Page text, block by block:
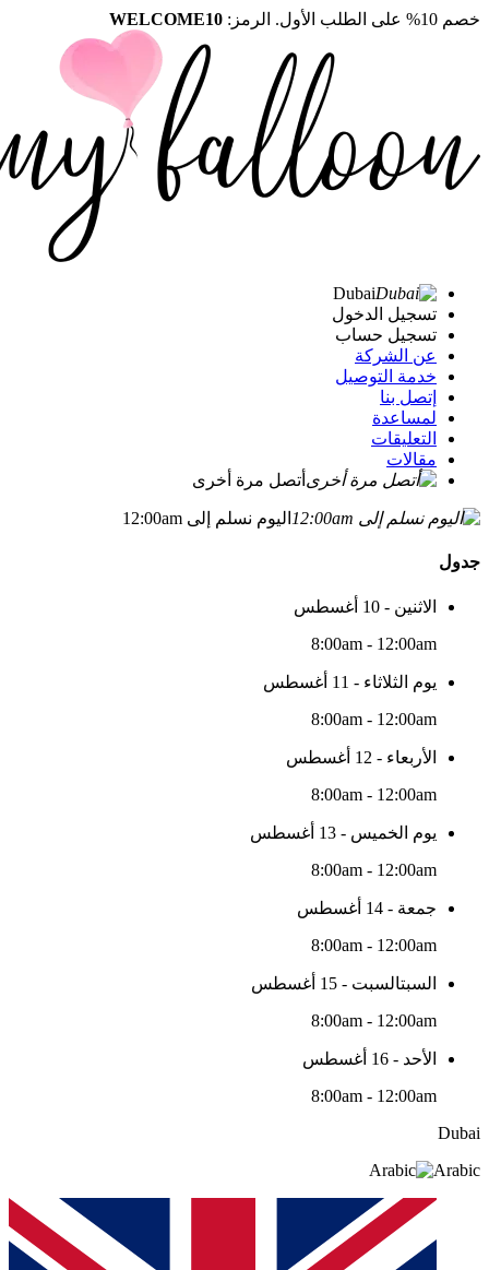
خصم 10% على الطلب الأول. الرمز: WELCOME10
Dubai
تسجيل الدخول
تسجيل حساب
عن الشركة
خدمة التوصيل
إتصل بنا
لمساعدة
التعليقات
مقالات
أتصل مرة أخرى
اليوم نسلم إلى 12:00am
جدول
الاثنين - 10 أغسطس
8:00am - 12:00am
يوم الثلاثاء - 11 أغسطس
8:00am - 12:00am
الأربعاء - 12 أغسطس
8:00am - 12:00am
يوم الخميس - 13 أغسطس
8:00am - 12:00am
جمعة - 14 أغسطس
8:00am - 12:00am
السبتالسبت - 15 أغسطس
8:00am - 12:00am
الأحد - 16 أغسطس
8:00am - 12:00am
Dubai
Arabic